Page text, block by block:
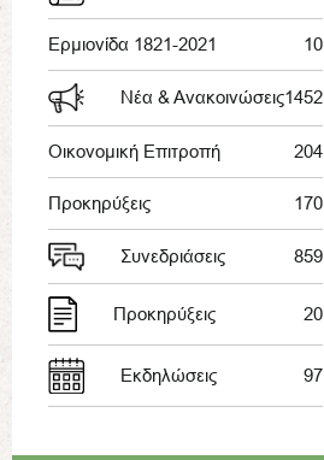
Ερμιονίδα 1821-2021 10
Νέα & Ανακοινώσεις1452
Οικονομική Επιτροπή 204
Προκηρύξεις 170
Συνεδριάσεις 859
Προκηρύξεις 20
Εκδηλώσεις 97